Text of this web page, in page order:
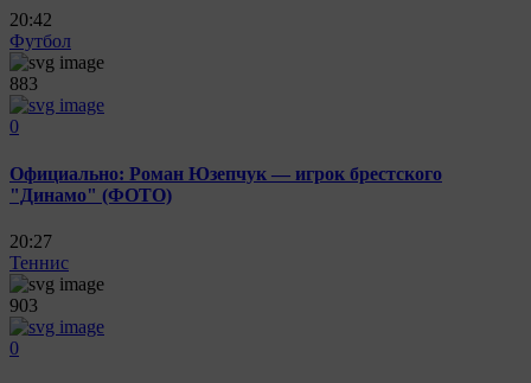
20:42
Футбол
883
0
Официально: Роман Юзепчук — игрок брестского
"Динамо" (ФОТО)
20:27
Теннис
903
0